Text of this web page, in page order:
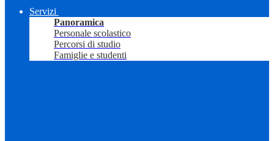
Servizi
Panoramica
Personale scolastico
Percorsi di studio
Famiglie e studenti